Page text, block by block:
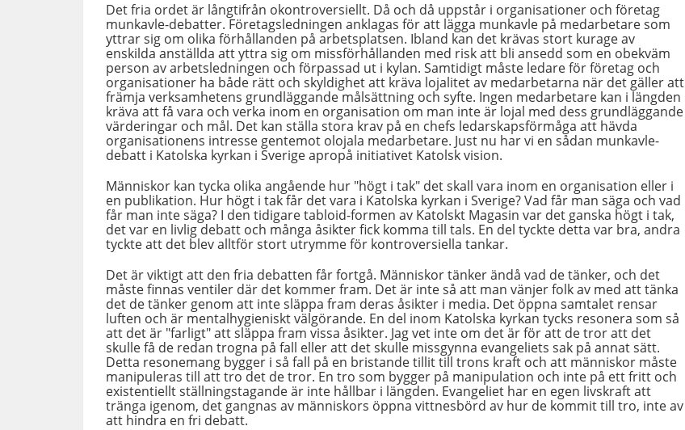
Det fria ordet är långtifrån okontroversiellt. Då och då uppstår i organisationer och företag
munkavle-debatter. Företagsledningen anklagas för att lägga munkavle på medarbetare som
yttrar sig om olika förhållanden på arbetsplatsen. Ibland kan det krävas stort kurage av
enskilda anställda att yttra sig om missförhållanden med risk att bli ansedd som en obekväm
person av arbetsledningen och förpassad ut i kylan. Samtidigt måste ledare för företag och
organisationer ha både rätt och skyldighet att kräva lojalitet av medarbetarna när det gäller att
främja verksamhetens grundläggande målsättning och syfte. Ingen medarbetare kan i längden
kräva att få vara och verka inom en organisation om man inte är lojal med dess grundläggande
värderingar och mål. Det kan ställa stora krav på en chefs ledarskapsförmåga att hävda
organisationens intresse gentemot olojala medarbetare. Just nu har vi en sådan munkavle-
debatt i Katolska kyrkan i Sverige apropå initiativet Katolsk vision.
Människor kan tycka olika angående hur "högt i tak" det skall vara inom en organisation eller i
en publikation. Hur högt i tak får det vara i Katolska kyrkan i Sverige? Vad får man säga och vad
får man inte säga? I den tidigare tabloid-formen av Katolskt Magasin var det ganska högt i tak,
det var en livlig debatt och många åsikter fick komma till tals. En del tyckte detta var bra, andra
tyckte att det blev alltför stort utrymme för kontroversiella tankar.
Det är viktigt att den fria debatten får fortgå. Människor tänker ändå vad de tänker, och det
måste finnas ventiler där det kommer fram. Det är inte så att man vänjer folk av med att tänka
det de tänker genom att inte släppa fram deras åsikter i media. Det öppna samtalet rensar
luften och är mentalhygieniskt välgörande. En del inom Katolska kyrkan tycks resonera som så
att det är "farligt" att släppa fram vissa åsikter. Jag vet inte om det är för att de tror att det
skulle få de redan trogna på fall eller att det skulle missgynna evangeliets sak på annat sätt.
Detta resonemang bygger i så fall på en bristande tillit till trons kraft och att människor måste
manipuleras till att tro det de tror. En tro som bygger på manipulation och inte på ett fritt och
existentiellt ställningstagande är inte hållbar i längden. Evangeliet har en egen livskraft att
tränga igenom, det gangnas av människors öppna vittnesbörd av hur de kommit till tro, inte av
att hindra en fri debatt.